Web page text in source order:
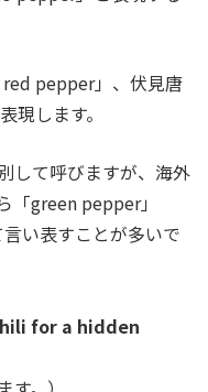
pepper」、伏見唐
します。
して呼びますが、海外
「green pepper」
い表すことが多いで
for a hidden